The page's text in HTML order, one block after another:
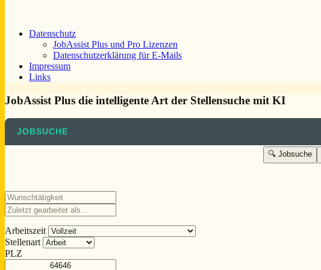
Datenschutz
JobAssist Plus und Pro Lizenzen
Datenschutzerklärung für E-Mails
Impressum
Links
JobAssist Plus die intelligente Art der Stellensuche mit KI
JOBSUCHE
🔍 Jobsuche
Arbeitszeit
Stellenart
PLZ